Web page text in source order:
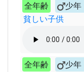
全年齢 少年
貧しい子供
全年齢 少年